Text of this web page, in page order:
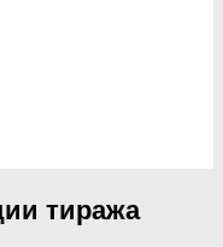
тиража